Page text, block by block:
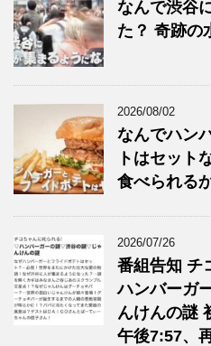
なんで渋谷
た？ 奇跡の
2026/08/02
なんでハン
トはセット
食べられる
2026/07/26
番組告知 チ
ハンバーガ
んけんの謎
午後7:57、